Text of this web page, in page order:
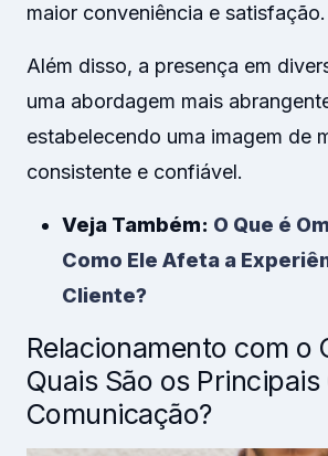
maior conveniência e satisfação.
Além disso, a presença em
uma abordagem mais
estabelecendo uma imagem de
consistente e confiável.
Veja Também: O Que é
Como Ele Afeta a
Cliente?
Relacionamento com o
Quais São os Principais
Comunicação?